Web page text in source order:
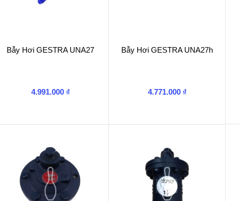
Bẫy Hơi GESTRA UNA27
4.991.000 ₫
Bẫy Hơi GESTRA UNA27h
4.771.000 ₫